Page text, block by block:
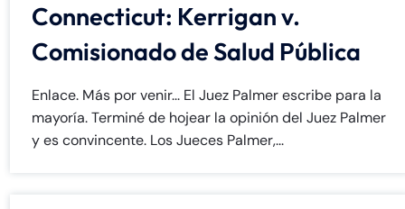
Connecticut: Kerrigan v.
Comisionado de Salud Pública
Enlace. Más por venir... El Juez Palmer escribe para la
mayoría. Terminé de hojear la opinión del Juez Palmer
y es convincente. Los Jueces Palmer,...